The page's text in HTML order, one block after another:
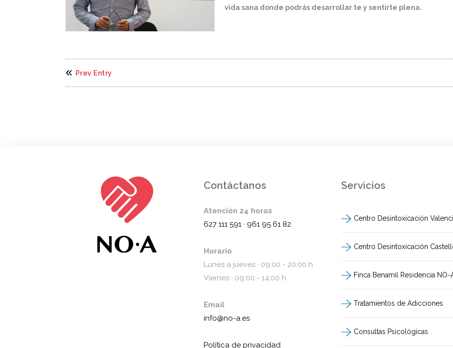
vida sana donde podrás desarrollar te y sentirte plena.
Prev Entry
Contáctanos
Atención 24 horas
627 111 591 · 961 95 61 82
Horario
Lunes a jueves · 09:00 - 20:00 h
Viernes · 09:00 - 14:00 h
Email
info@no-a.es
Política de privacidad
Servicios
Centro Desintoxicación
Centro Desintoxicación
Finca Benamil Residencia NO-
Tratamientos de Adicciones
Consultas Psicológicas